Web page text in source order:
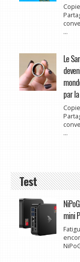
...
Le
par la
...
Test
mini